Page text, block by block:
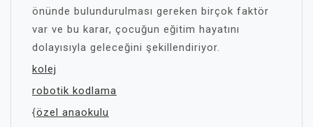
önünde bulundurulması gereken birçok faktör
var ve bu karar, çocuğun eğitim hayatını
dolayısıyla geleceğini şekillendiriyor.
kolej
robotik kodlama
{özel anaokulu